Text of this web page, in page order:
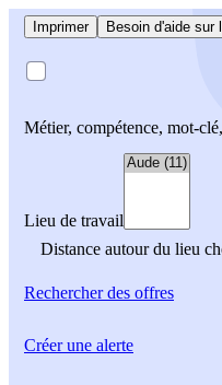
Imprimer Besoin d'aide sur
Métier, compétence, mot-
Lieu de travail
Distance autour du lieu
Rechercherdes offres
Créer une alerte